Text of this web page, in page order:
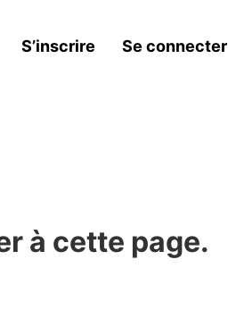
S’inscrire Se connecter
à cette page.